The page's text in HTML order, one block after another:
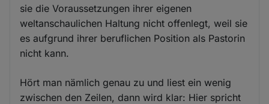
sie die Voraussetzungen ihrer eigenen
weltanschaulichen Haltung nicht offenlegt, weil sie
es aufgrund ihrer beruflichen Position als Pastorin
nicht kann.
Hört man nämlich genau zu und liest ein wenig
zwischen den Zeilen, dann wird klar: Hier spricht